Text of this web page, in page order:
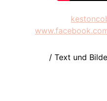
/ Text und